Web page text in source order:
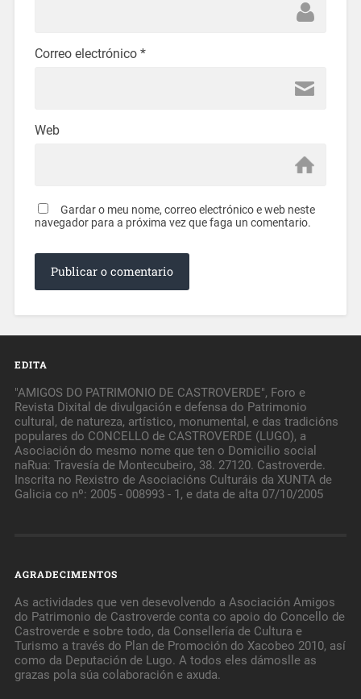
Correo electrónico *
Web
Gardar o meu nome, correo electrónico e web neste
navegador para a próxima vez que faga un comentario.
EDITA
"AMIGOS DO PATRIMONIO DE CASTROVERDE", Foro e
Revista Dixital de divulgación e defensa do Patrimonio
cultural, de natureza, artístico, monumental, e das tradicións
populares do CONCELLO de CASTROVERDE (LUGO), a
Asociación do mesmo nome que ten o Domicilio social
naRua: Travesía de Montecubeiro, 38. 27120. Castroverde.
Inscrita no Rexistro de Asociacións Culturáis da XUNTA de
Galicia co nº: 2005 - 008993 - 1, e data de alta 07/10/2005
AGRADECIMENTOS
As actividades que ven desevolvendo a Asociación Amigos
do Patrimonio de Castroverde conta co apoio do Concello de
Castroverde e sobre todo, da Consellería de Cultura e
Turismo a través do Plan de Promoción do Xacobeo 2010, así
como da Deputación de Lugo. A todos eles dámoslle as
grazas pola súa colaboración e axuda.